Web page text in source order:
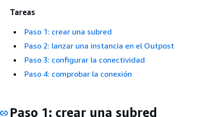
Tareas
Paso 1: crear una subred
Paso 2: lanzar una instancia en el Outpost
Paso 3: configurar la conectividad
Paso 4: comprobar la conexión
Paso 1: crear una subred